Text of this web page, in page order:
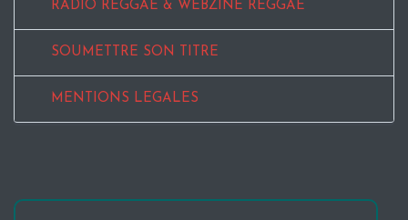
RADIO REGGAE & WEBZINE REGGAE
SOUMETTRE SON TITRE
MENTIONS LEGALES